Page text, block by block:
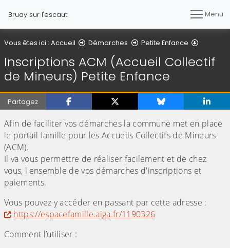
Bruay sur l'escaut Menu
Vous êtes ici : Accueil Démarches Petite Enfance
Inscriptions ACM (Accueil Collectif
de Mineurs) Petite Enfance
Partagez
Afin de faciliter vos démarches la commune met en place
le portail famille pour les Accueils Collectifs de Mineurs
(ACM).
Il va vous permettre de réaliser facilement et de chez
vous, l'ensemble de vos démarches d'inscriptions et
paiements.
Vous pouvez y accéder en passant par cette adresse :
https://espacefamille.aiga.fr/1190326
Comment l’utiliser :